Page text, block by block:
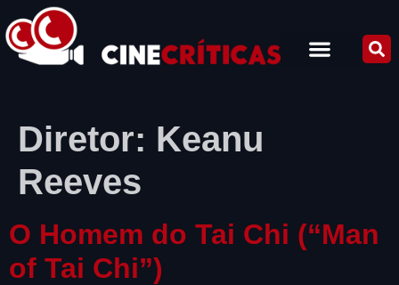
Diretor: Keanu
Reeves
O Homem do Tai Chi (“Man
of Tai Chi”)